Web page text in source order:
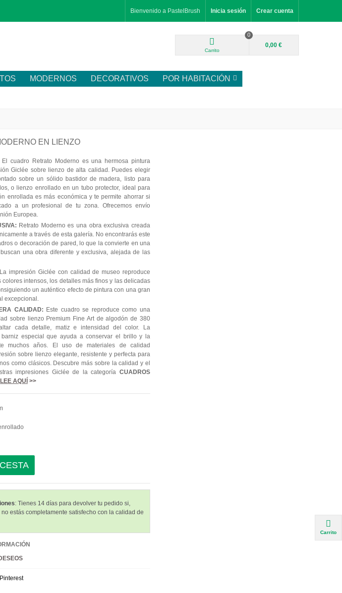
Bienvenido a PastelBrush Inicia sesión Crear cuenta
Carrito
0
0,00 €
MODERNOS DECORATIVOS
POR HABITACIÓN
EN LIENZO
El cuadro Retrato Moderno es una hermosa pintura
Giclée sobre lienzo de alta calidad. Puedes elegir
sobre un sólido bastidor de madera, listo para
o lienzo enrollado en un tubo protector, ideal para
enrollada es más económica y te permite ahorrar si
a un profesional de tu zona. Ofrecemos envío
Europea.
Retrato Moderno es una obra exclusiva creada
a través de esta galería. No encontrarás este
o decoración de pared, lo que la convierte en una
una obra diferente y exclusiva, alejada de las
La impresión Giclée con calidad de museo reproduce
intensos, los detalles más finos y las delicadas
un auténtico efecto de pintura con una gran
excepcional.
CALIDAD: Este cuadro se reproduce como una
sobre lienzo Premium Fine Art de algodón de 380
cada detalle, matiz e intensidad del color. La
especial que ayuda a conservar el brillo y la
muchos años. El uso de materiales de calidad
sobre lienzo elegante, resistente y perfecta para
como clásicos. Descubre más sobre la calidad y el
impresiones Giclée de la categoría CUADROS
LEE AQUÍ>>
: Tienes 14 días para devolver tu pedido si,
estás completamente satisfecho con la calidad de
Pinterest
Carrito